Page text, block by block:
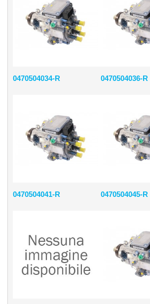
0470504034-R 0470504036-R
0470504041-R 0470504045-R